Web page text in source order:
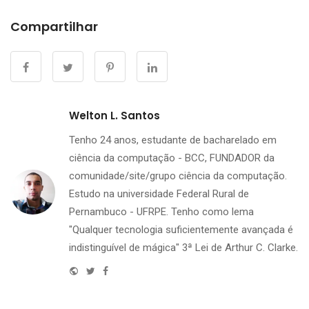
Compartilhar
Welton L. Santos
Tenho 24 anos, estudante de bacharelado em
ciência da computação - BCC, FUNDADOR da
comunidade/site/grupo ciência da computação.
Estudo na universidade Federal Rural de
Pernambuco - UFRPE. Tenho como lema
"Qualquer tecnologia suficientemente avançada é
indistinguível de mágica" 3ª Lei de Arthur C. Clarke.
WebsiteTwitter
Facebook